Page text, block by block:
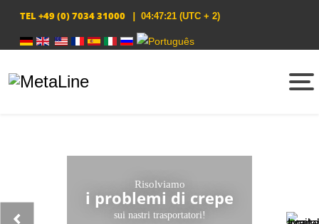
TEL +49 (0) 7034 31000 | 04:47:21 (UTC + 2)
Risolviamo
i problemi di crepe
sui nastri trasportatori!